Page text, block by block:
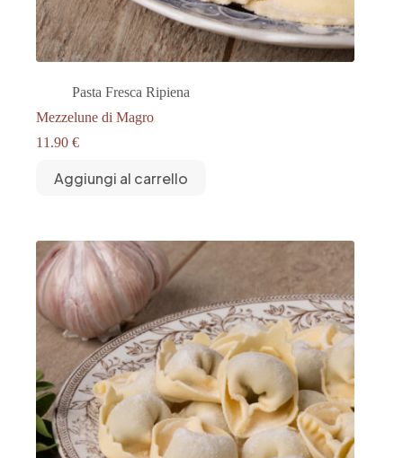
Pasta Fresca Ripiena
Mezzelune di Magro
11.90 €
Aggiungi al carrello